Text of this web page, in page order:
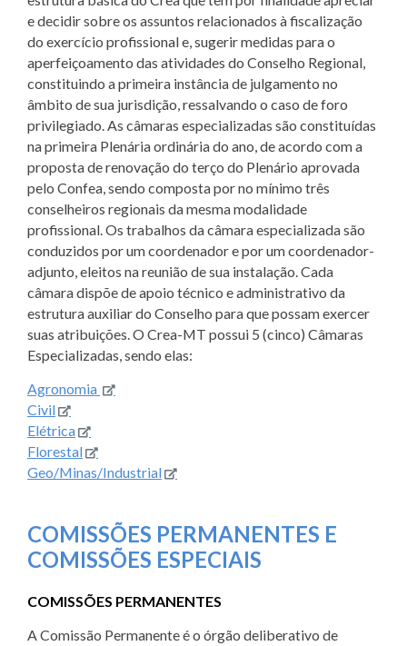
e decidir sobre os assuntos relacionados à fiscalização
do exercício profissional e, sugerir medidas para o
aperfeiçoamento das atividades do Conselho Regional,
constituindo a primeira instância de julgamento no
âmbito de sua jurisdição, ressalvando o caso de foro
privilegiado. As câmaras especializadas são constituídas
na primeira Plenária ordinária do ano, de acordo com a
proposta de renovação do terço do Plenário aprovada
pelo Confea, sendo composta por no mínimo três
conselheiros regionais da mesma modalidade
profissional. Os trabalhos da câmara especializada são
conduzidos por um coordenador e por um coordenador-
adjunto, eleitos na reunião de sua instalação. Cada
câmara dispõe de apoio técnico e administrativo da
estrutura auxiliar do Conselho para que possam exercer
suas atribuições. O Crea-MT possui 5 (cinco) Câmaras
Especializadas, sendo elas:
Agronomia
Civil
Elétrica
Florestal
Geo/Minas/Industrial
COMISSÕES PERMANENTES E
COMISSÕES ESPECIAIS
COMISSÕES PERMANENTES
A Comissão Permanente é o órgão deliberativo de